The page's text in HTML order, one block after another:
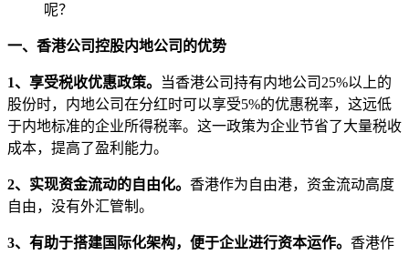
呢？
一、香港公司控股内地公司的优势
1、享受税收优惠政策。
当香港公司持有内地公司25%以上的
股份时，内地公司在分红时可以享受5%的优惠税率，这远低
于内地标准的企业所得税率。这一政策为企业节省了大量税收
成本，提高了盈利能力。
2、实现资金流动的自由化。 香港作为自由港，资金流动高度
自由，没有外汇管制。
3、有助于搭建国际化架构， 便于企业进行资本运作。 香港作